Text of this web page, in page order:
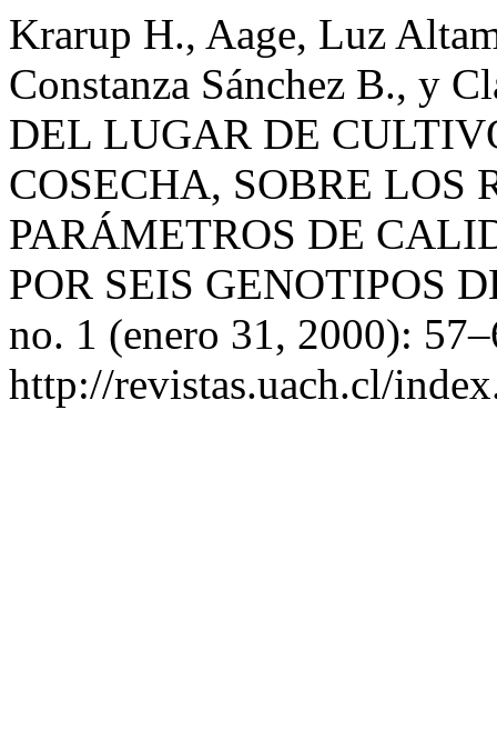
Krarup H., Aage, Luz
Constanza Sánchez B., y
DEL LUGAR DE
COSECHA, SOBRE LOS
PARÁMETROS DE
POR SEIS GENOTIPOS
no. 1 (enero 31, 2000):
http://revistas.uach.cl/